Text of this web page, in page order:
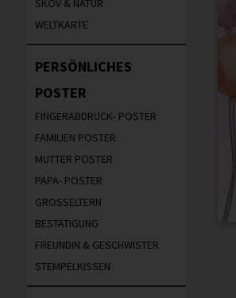
SKOV & NATUR
WELTKARTE
PERSÖNLICHES
POSTER
FINGERABDRUCK- POSTER
FAMILIEN POSTER
MUTTER POSTER
PAPA- POSTER
GROSSELTERN
BESTÄTIGUNG
FREUNDIN & GESCHWISTER
STEMPELKISSEN